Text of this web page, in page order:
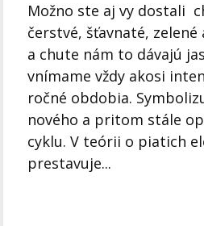
Možno ste aj vy dostali
čerstvé, šťavnaté, zelené
a chute nám to dávajú
vnímame vždy akosi
ročné obdobia.
nového a pritom stále
cyklu. V teórii o piatich
prestavuje...